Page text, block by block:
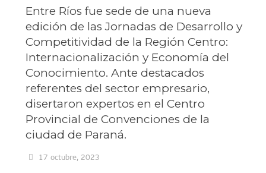
Entre Ríos fue sede de una nueva
edición de las Jornadas de Desarrollo y
Competitividad de la Región Centro:
Internacionalización y Economía del
Conocimiento. Ante destacados
referentes del sector empresario,
disertaron expertos en el Centro
Provincial de Convenciones de la
ciudad de Paraná.
17 octubre, 2023